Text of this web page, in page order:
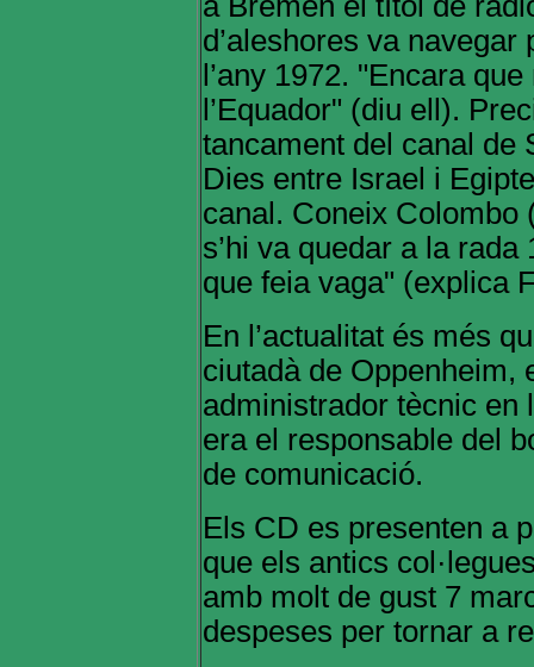
d’aleshores va
l’any 1972. "Encara
l’Equador" (diu ell).
tancament del canal de
Dies entre Israel i
canal. Coneix Colombo
s’hi va quedar a la
que feia vaga" (explica
En l’actualitat és més
ciutadà de Oppenheim,
administrador tècnic en
era el responsable del
de comunicació.
Els CD es presenten a
que els antics
amb molt de gust 7
despeses per tornar a